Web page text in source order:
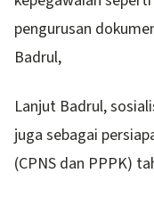
pengurusan
Badrul,
Lanjut Badrul,
juga sebagai
(CPNS dan PPPK)